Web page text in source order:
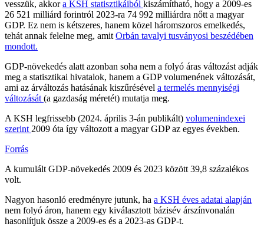
vesszük, akkora KSH statisztikáiból kiszámítható, hogy a 2009-es
26 521 milliárd forintról 2023-ra 74 992 milliárdra nőtt a magyar
GDP. Ez nem is kétszeres, hanem közel háromszoros emelkedés,
tehát annak felelne meg, amit Orbán tavalyi tusványosi beszédében
mondott.
GDP-növekedés alatt azonban soha nem a folyó áras változást adják
meg a statisztikai hivatalok, hanem a GDP volumenének változását,
ami az árváltozás hatásának kiszűrésével a termelés mennyiségi
változását (a gazdaság méretét) mutatja meg.
A KSH legfrissebb (2024. április 3-án publikált) volumenindexei
szerint 2009 óta így változott a magyar GDP az egyes években.
Forrás
A kumulált GDP-növekedés 2009 és 2023 között 39,8 százalékos
volt.
Nagyon hasonló eredményre jutunk, ha a KSH éves adatai alapján
nem folyó áron, hanem egy kiválasztott bázisév árszínvonalán
hasonlítjuk össze a 2009-es és a 2023-as GDP-t.